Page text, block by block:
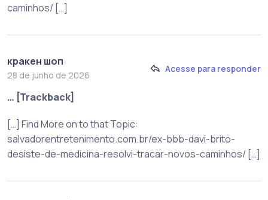
caminhos/ […]
кракен шоп
28 de junho de 2026
Acesse para responder
… [Trackback]
[…] Find More on to that Topic:
salvadorentretenimento.com.br/ex-bbb-davi-brito-
desiste-de-medicina-resolvi-tracar-novos-caminhos/ […]